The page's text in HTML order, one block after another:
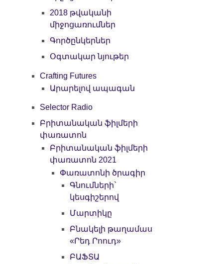
2018 թվականի
միջոցառումներ
Գործընկերներ
Օգտակար նյութեր
Crafting Futures
Արարելով ապագան
Selector Radio
Բրիտանական ֆիլմերի
փառատոն
Բրիտանական ֆիլմերի
փառատոն 2021
Փառատոնի ծրագիր
Գնումների`
կեսգիշերով
Մարտիկը
Բնակելի թաղամաս
«Րեդ Րոուդ»
ԲԱՖՏԱ